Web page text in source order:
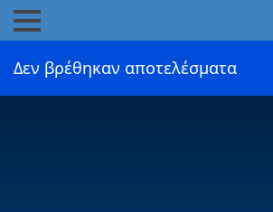
Δεν βρέθηκαν αποτελέσματα